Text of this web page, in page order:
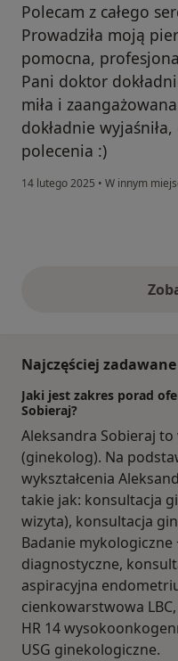
Polecam z całego
Prowadziła moją
pomocna,
Pani doktor
miła i
dokładnie
polecenia :)
14 lutego 2025 • W innym
Najczęściej
Jaki jest zakres porad
Sobieraj?
Aleksandra Sobieraj
(ginekolog). Na
wykształcenia
takie jak: konsultacja
wizyta), konsultacja
Badanie
diagnostyczne,
aspiracyjna
cienkowarstwowa LBC,
HR 14
USG ginekologiczne.